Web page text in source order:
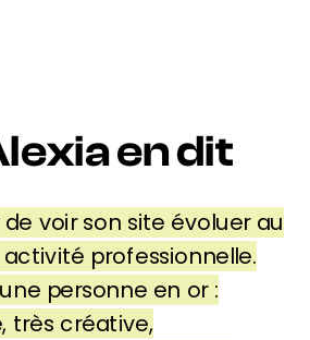
en dit
voir son site évoluer au
professionnelle.
personne en or :
très créative,